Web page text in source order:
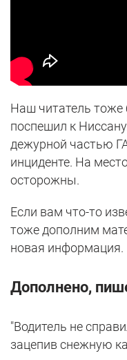
Наш читатель тоже
поспешил к
дежурной частью
инциденте. На
осторожны.
Если вам что-то
тоже дополним
новая информация.
Дополнено,
"Водитель не
зацепив снежную